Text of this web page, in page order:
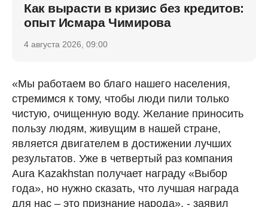
Как вырасти в кризис без кредитов:
опыт Исмара Чимирова
4 августа 2026, 09:00
«Мы работаем во благо нашего населения,
стремимся к тому, чтобы люди пили только
чистую, очищенную воду. Желание приносить
пользу людям, живущим в нашей стране,
является двигателем в достижении лучших
результатов. Уже в четвертый раз компания
Aura Kazakhstan получает награду «Выбор
года», но нужно сказать, что лучшая награда
для нас – это признание народа», - заявил